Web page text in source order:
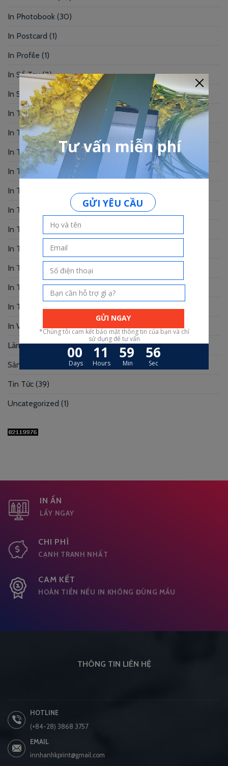
In Photobook (30)
In Postcard (1)
In Profile (1)
In Sổ Tay(2)
In Standee – PP(2)
In Tag Treo(7)
In Thẻ Bài(2)
In Thẻ Nhân Viên(3)
In Thẻ Nhựa
(34)
In Thiệp Chúc Mừng
(6)
In Thiệp Cưới
In Thiệp Mời (6)
In Tờ Rơi
In Tranh
In Truyện Tranh(4)
In Túi Giấy(10)
In Voucher(12)
Làm Hộp Đựng(30)
Sản xuất hộp mi
(3)
Tin Tức (39)
Uncategorized (1)
IN ẤN
LẤY NGAY
CHI PHÍ
CẠNH TRANH NHẤT
CAM KẾT
HOÀN TIỀN NẾU IN KHÔNG ĐÚNG MẦU
THÔNG TIN LIÊN HỆ
HOTLINE
(+84-28) 3868 3757
EMAIL
innhanhkprint@gmail.com